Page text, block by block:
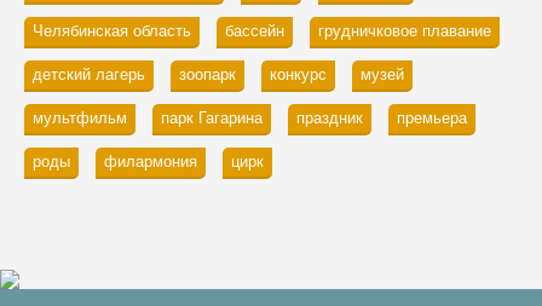
Челябинская область бассейн грудничковое плавание
детский лагерь зоопарк конкурс музей
мультфильм парк Гагарина праздник премьера
роды филармония цирк